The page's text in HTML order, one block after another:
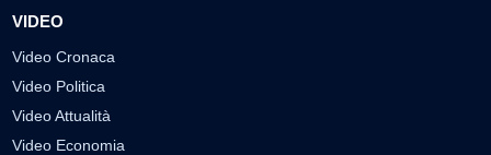
VIDEO
Video Cronaca
Video Politica
Video Attualità
Video Economia